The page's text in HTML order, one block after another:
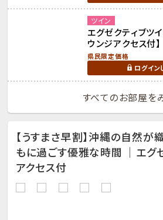
ツイン
エグゼクティブツ
ウンジアクセス付】
県民限定価格
ログイン
すべてのお部屋を
【うすまさ早割】沖縄の自然が
もに過ごす優雅な時間 ｜エグ
アクセス付